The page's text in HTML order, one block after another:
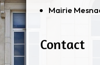
Mairie
Contact